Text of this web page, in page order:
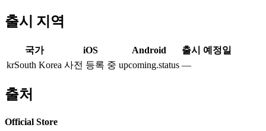
출시 지역
국가 iOS Android
출시 예정일
krSouth Korea 사전 등록 중 upcoming.status —
출처
Official Store